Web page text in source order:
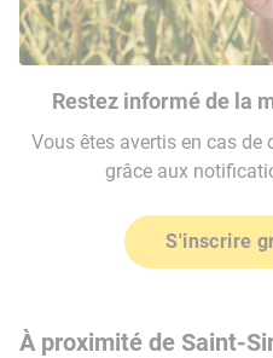
Restez informé de la
Vous êtes avertis en cas
grâce aux
S'inscrire
À proximité de Saint-